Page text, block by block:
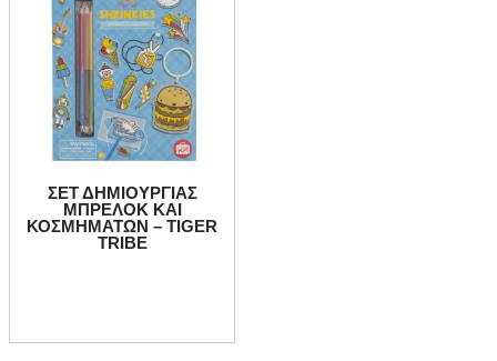
ΣΕΤ ΔΗΜΙΟΥΡΓΙΑΣ
ΜΠΡΕΛΟΚ ΚΑΙ
ΚΟΣΜΗΜΑΤΩΝ – TIGER
TRIBE